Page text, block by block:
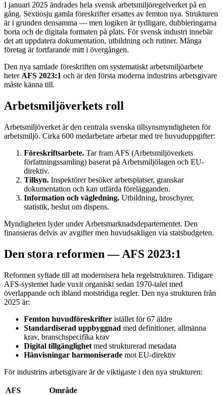
I januari 2025 ändrades hela svensk arbetsmiljöregelverket på en
gång. Sextiosju gamla föreskrifter ersattes av femton nya. Strukturen
är i grunden densamma — men logiken är tydligare, dubbleringarna
borta och de digitala formaten på plats. För svensk industri innebär
det att uppdatera dokumentation, utbildning och rutiner. Många
företag är fortfarande mitt i övergången.
Den nya samlade föreskriften om systematiskt arbetsmiljöarbete
heter AFS 2023:1 och är den första moderna industrins arbetsgivare
måste känna till.
Arbetsmiljöverkets roll
Arbetsmiljöverket är den centrala svenska tillsynsmyndigheten för
arbetsmiljö. Cirka 600 medarbetare arbetar med tre huvuduppgifter:
Föreskriftsarbete. Tar fram AFS (Arbetsmiljöverkets
författningssamling) baserat på Arbetsmiljölagen och EU-
direktiv.
Tillsyn. Inspektörer besöker arbetsplatser, granskar
dokumentation och kan utfärda förelägganden.
Information och vägledning. Utbildning, broschyrer,
statistik, beslut om dispens.
Myndigheten lyder under Arbetsmarknadsdepartementet. Den
finansieras delvis av avgifter men huvudsakligen via statsbudgeten.
Den stora reformen — AFS 2023:1
Reformen syftade till att modernisera hela regelstrukturen. Tidigare
AFS-systemet hade vuxit organiskt sedan 1970-talet med
överlappande och ibland motstridiga regler. Den nya strukturen från
2025 är:
Femton huvudföreskrifter istället för 67 äldre
Standardiserad uppbyggnad med definitioner, allmänna
krav, branschspecifika krav
Digital tillgänglighet med strukturerad metadata
Hänvisningar harmoniserade mot EU-direktiv
För industrins arbetsgivare är de viktigaste i den nya strukturen:
AFS
Område